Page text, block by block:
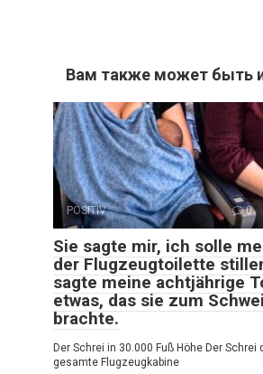
Вам также может быть
POSITIV 0
Sie sagte mir, ich solle
der Flugzeugtoilette
sagte meine achtjährige
etwas, das sie zum
brachte.
Der Schrei in 30.000 Fuß Höhe Der Schrei
gesamte Flugzeugkabine